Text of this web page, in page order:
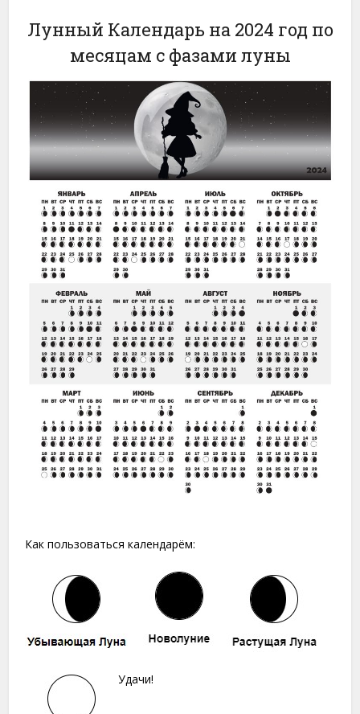
Лунный Календарь на 2024 год по
месяцам с фазами луны
Как пользоваться календарём:
Удачи!